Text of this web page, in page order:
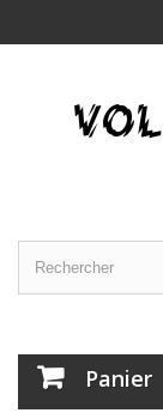
Panier